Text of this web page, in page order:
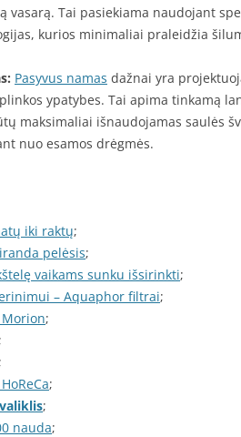
vasarą. Tai pasiekiama naudojant
kurios minimaliai praleidžia
Pasyvus namas dažnai yra
ypatybes. Tai apima tinkamą
maksimaliai išnaudojamas saulės
nuo esamos drėgmės.
iki raktų;
pelėsis;
vaikams sunku išsirinkti;
– Aquaphor filtrai;
;
;
;
nauda;